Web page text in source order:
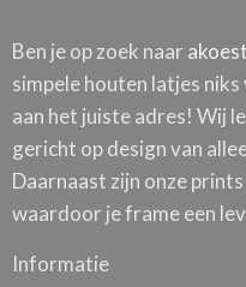
Ben je op zoek naar
simpele houten latjes niks
aan het juiste adres! Wij
gericht op design van
Daarnaast zijn onze
waardoor je frame een
Informatie